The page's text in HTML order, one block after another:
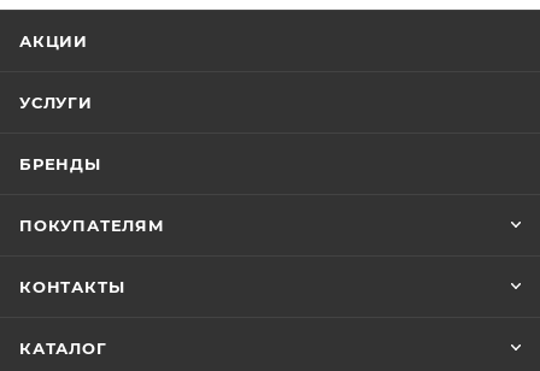
АКЦИИ
УСЛУГИ
БРЕНДЫ
ПОКУПАТЕЛЯМ
КОНТАКТЫ
КАТАЛОГ